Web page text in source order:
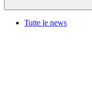
Tutte le news